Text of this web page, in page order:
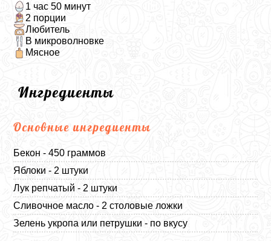
1 час 50 минут
2 порции
Любитель
В микроволновке
Мясное
Ингредиенты
Основные ингредиенты
Бекон - 450 граммов
Яблоки - 2 штуки
Лук репчатый - 2 штуки
Сливочное масло - 2 столовые ложки
Зелень укропа или петрушки - по вкусу